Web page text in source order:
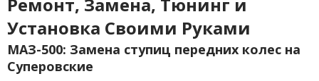
Установка Своими Руками
МАЗ-500: Замена ступиц передних колес на
Суперовские